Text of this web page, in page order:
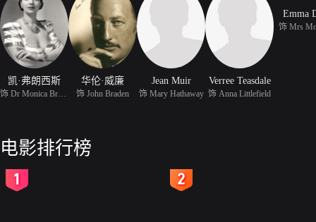
凯·弗朗西斯 华伦·威廉
饰 John Braden
Jean Muir
饰 Mary Hathaway
Verree Teasdale
饰 Anna Littlefield
Emma
饰 Mrs
电影排行榜